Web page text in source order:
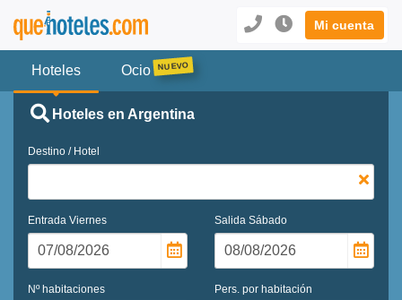
Mi cuenta
Hoteles Ocio
Hoteles en Argentina
Destino / Hotel
Entrada Viernes Salida Sábado
Nº habitaciones Pers. por habitación